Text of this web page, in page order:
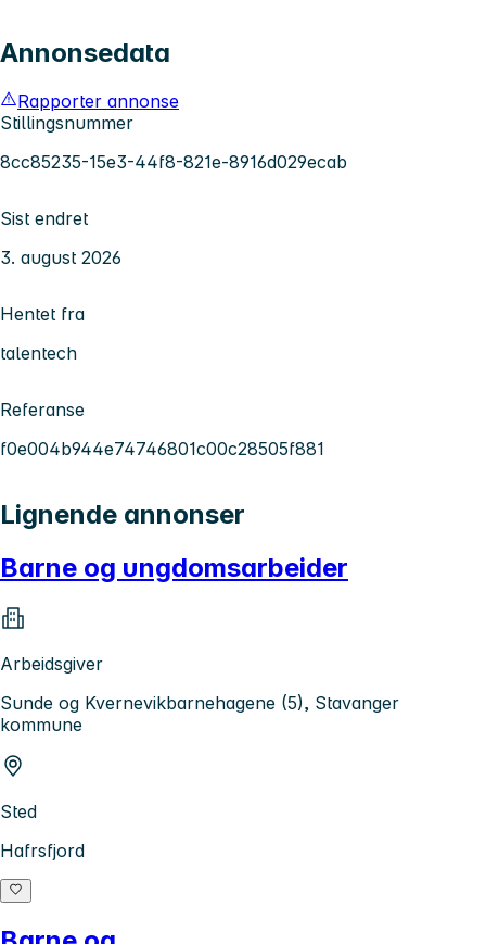
Annonsedata
Rapporter annonse
Stillingsnummer
8cc85235-15e3-44f8-821e-8916d029ecab
Sist endret
3. august 2026
Hentet fra
talentech
Referanse
f0e004b944e74746801c00c28505f881
Lignende annonser
Barne og ungdomsarbeider
Arbeidsgiver
Sunde og Kvernevikbarnehagene (5), Stavanger
kommune
Sted
Hafrsfjord